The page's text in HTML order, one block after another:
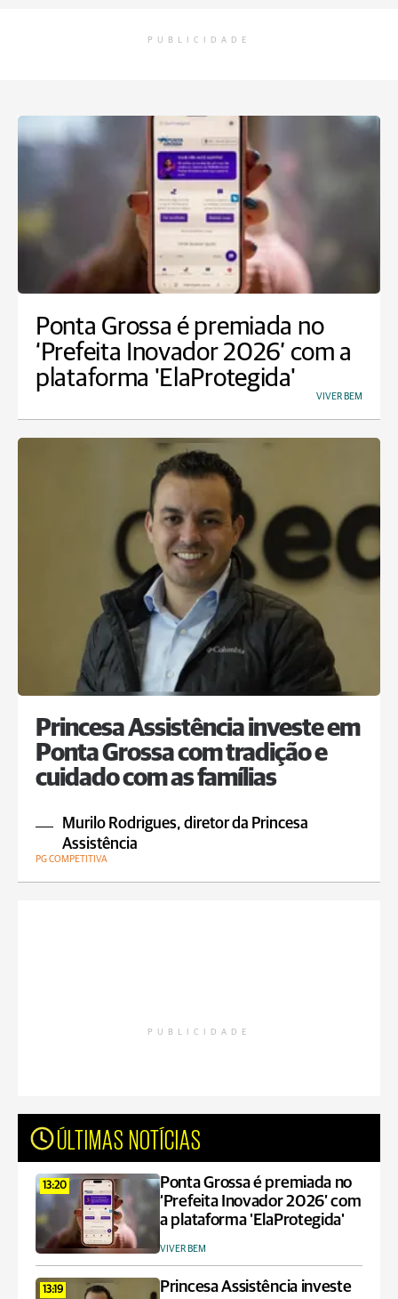
PUBLICIDADE
Ponta Grossa é premiada no
‘Prefeita Inovador 2026’ com a
plataforma 'ElaProtegida'
VIVER BEM
Princesa Assistência investe em
Ponta Grossa com tradição e
cuidado com as famílias
Murilo Rodrigues, diretor da Princesa
Assistência
PG COMPETITIVA
PUBLICIDADE
ÚLTIMAS NOTÍCIAS
13:20
Ponta Grossa é premiada no
‘Prefeita Inovador 2026’ com
a plataforma 'ElaProtegida'
VIVER BEM
13:19
Princesa Assistência investe